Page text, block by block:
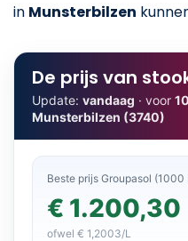
in Munsterbilzen
De prijs van
Update: vandaag · voor
Munsterbilzen (3740)
Beste prijs Groupasol (1000
€ 1.200,30
ofwel € 1,2003/L